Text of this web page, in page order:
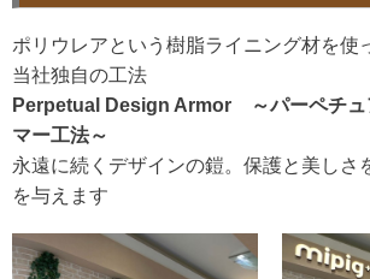
ポリウレアという樹脂ライニング材を使
当社独自の工法
Perpetual Design Armor ～パーペチュ
マー工法～
永遠に続くデザインの鎧。保護と美しさ
を与えます